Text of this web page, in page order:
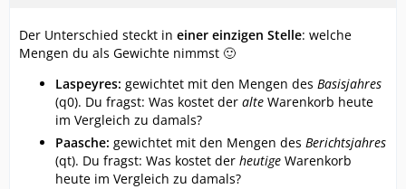
Der Unterschied steckt in einer einzigen Stelle: welche
Mengen du als Gewichte nimmst 🙂
Laspeyres: gewichtet mit den Mengen des Basisjahres
(q0). Du fragst: Was kostet der alte Warenkorb heute
im Vergleich zu damals?
Paasche: gewichtet mit den Mengen des Berichtsjahres
(qt). Du fragst: Was kostet der heutige Warenkorb
heute im Vergleich zu damals?